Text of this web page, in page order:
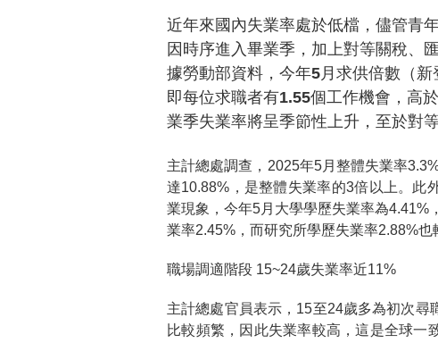
近年來國內失業率處於低檔，儘管青
因時序進入畢業季，加上對等關稅、
據勞動部資料，今年5月求供倍數（
即每位求職者有1.55個工作機會，高
業季失業率將呈季節性上升，至於對
主計總處調查，2025年5月整體失業率
達10.88%，是整體失業率的3倍以上。此
業現象，今年5月大學學歷失業率為4.41%
業率2.45%，而研究所學歷失業率2.88%也
職場調適階段 15~24歲失業率近11%
主計總處官員表示，15至24歲多為初次
比較頻繁，因此失業率較高，這是全球一